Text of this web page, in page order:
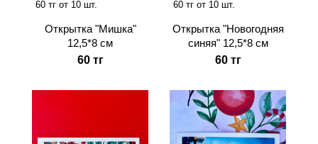
60 тг от 10 шт.
Открытка "Мишка"
12,5*8 см
60 тг
60 тг от 10 шт.
Открытка "Новогодняя
синяя" 12,5*8 см
60 тг